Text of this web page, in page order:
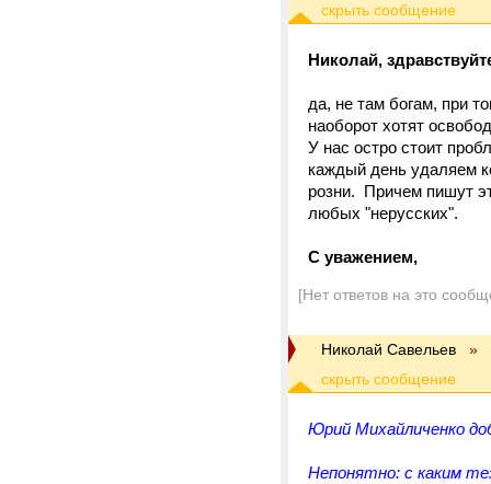
Николай,
да, не там богам, при
наоборот хотят
У нас остро стоит
каждый день удаляем
розни. Причем пишут
любых "нерусских".
С уважением,
[Нет ответов на это
Николай Савельев »
Юрий Михайличенко
Непонятно: с каким